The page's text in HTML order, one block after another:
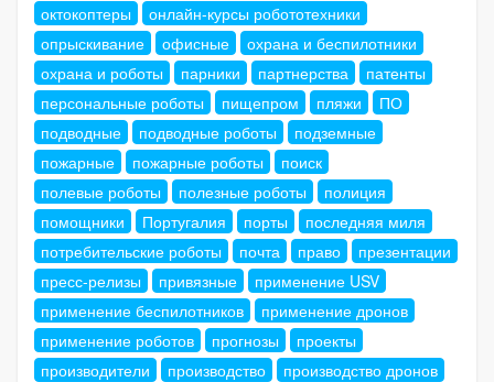
октокоптеры
онлайн-курсы робототехники
опрыскивание
офисные
охрана и беспилотники
охрана и роботы
парники партнерства
патенты
персональные роботы
пищепром пляжи
ПО
подводные
подводные роботы
подземные
пожарные
пожарные роботы
поиск
полевые роботы
полезные роботы
полиция
помощники
Португалия порты
последняя миля
потребительские роботы
почта право
презентации
пресс-релизы
привязные
применение USV
применение беспилотников
применение дронов
применение роботов
прогнозы
проекты
производители
производство
производство дронов